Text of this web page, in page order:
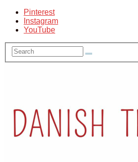
Pinterest
Instagram
YouTube